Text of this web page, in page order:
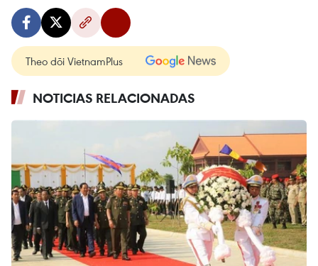
Theo dõi VietnamPlus
NOTICIAS RELACIONADAS